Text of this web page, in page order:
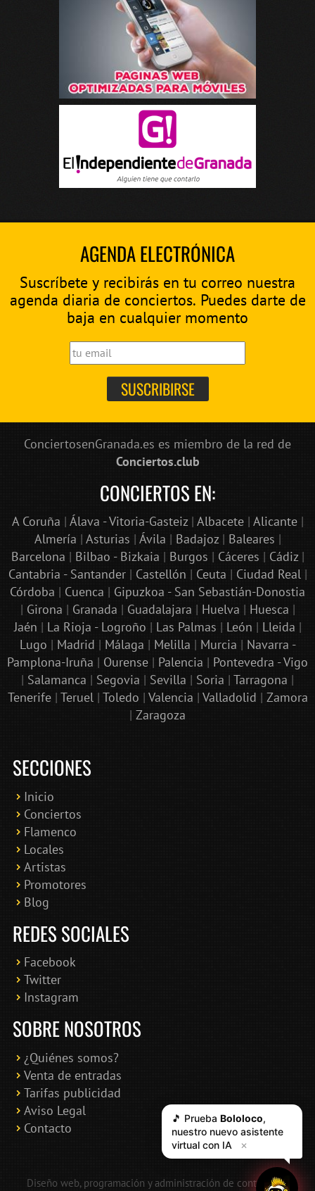
AGENDA ELECTRÓNICA
Suscríbete y recibirás en tu correo nuestra
agenda diaria de conciertos. Puedes darte de
baja en cualquier momento
ConciertosenGranada.es es miembro de la red de
Conciertos.club
CONCIERTOS EN:
A Coruña | Álava - Vitoria-Gasteiz| Albacete| Alicante|
Almería | Asturias | Ávila | Badajoz| Baleares |
Barcelona | Bilbao - Bizkaia | Burgos | Cáceres | Cádiz|
Cantabria - Santander| Castellón | Ceuta | Ciudad Real|
Córdoba | Cuenca | Gipuzkoa - San Sebastián-Donostia
| Girona | Granada | Guadalajara | Huelva | Huesca |
Jaén | La Rioja - Logroño | Las Palmas | León | Lleida |
Lugo | Madrid | Málaga | Melilla | Murcia | Navarra -
Pamplona-Iruña | Ourense | Palencia | Pontevedra - Vigo
| Salamanca | Segovia | Sevilla | Soria | Tarragona |
Tenerife| Teruel| Toledo | Valencia | Valladolid | Zamora
| Zaragoza
SECCIONES
Inicio
Conciertos
Flamenco
Locales
Artistas
Promotores
Blog
REDES SOCIALES
Facebook
Twitter
Instagram
SOBRE NOSOTROS
¿Quiénes somos?
Venta de entradas
Tarifas publicidad
Aviso Legal
Contacto
Diseño web, programación y administración de contenidos:
🎵 Prueba Bololoco,
nuestro nuevo asistente
virtual con IA
✕